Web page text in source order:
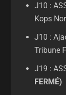
J10 :
Kops
J10 :
Tribune
J19 :
FERMÉ)